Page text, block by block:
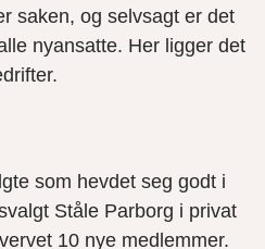
saken, og selvsagt er det
nyansatte. Her ligger det
som hevdet seg godt i
Ståle Parborg i privat
10 nye medlemmer.